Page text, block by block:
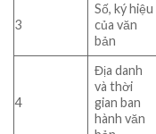
3
Số, ký hiệu
của văn
bản
4
Địa danh
và thời
gian ban
hành văn